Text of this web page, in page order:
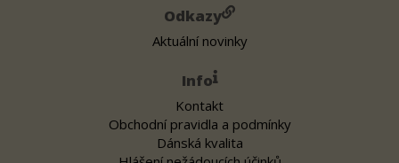
Odkazy
Aktuální novinky
Info
Kontakt
Obchodní pravidla a podmínky
Dánská kvalita